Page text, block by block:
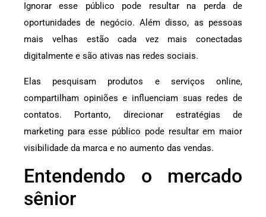
Ignorar esse público pode resultar na perda de
oportunidades de negócio. Além disso, as pessoas
mais velhas estão cada vez mais conectadas
digitalmente e são ativas nas redes sociais.
Elas pesquisam produtos e serviços online,
compartilham opiniões e influenciam suas redes de
contatos. Portanto, direcionar estratégias de
marketing para esse público pode resultar em maior
visibilidade da marca e no aumento das vendas.
Entendendo o mercado
sênior